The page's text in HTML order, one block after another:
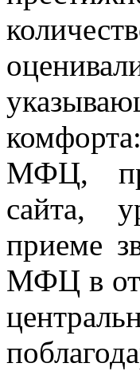
МФЦ,
сайта,
приеме
МФЦ в